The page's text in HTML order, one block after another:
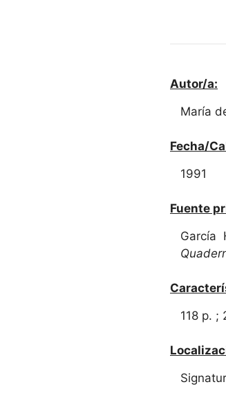
Autor/a:
María
Fecha/
1991
Fuente
García
118 p. ;